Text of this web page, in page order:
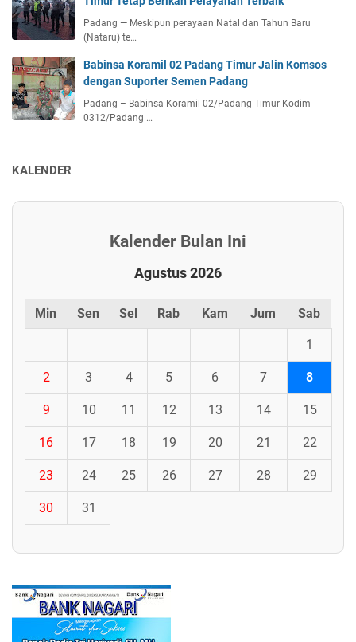
Padang — Meskipun perayaan Natal dan Tahun Baru
(Nataru) te…
Babinsa Koramil 02 Padang Timur Jalin Komsos
dengan Suporter Semen Padang
Padang – Babinsa Koramil 02/Padang Timur Kodim
0312/Padang …
KALENDER
Kalender Bulan Ini
Agustus 2026
Min Sen Sel Rab Kam Jum Sab
1
2 3 4 5 6 7 8
9 10 11 12 13 14 15
16 17 18 19 20 21 22
23 24 25 26 27 28 29
30 31